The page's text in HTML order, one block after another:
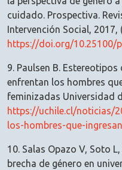
cuidado. Prospectiva.
Intervención Social, 2017,
https://doi.org/10.25100/
9. Paulsen B.
enfrentan los hombres
feminizadas Universidad
https://uchile.cl/noticias/
los-hombres-que-
10. Salas Opazo V, Soto
brecha de género en